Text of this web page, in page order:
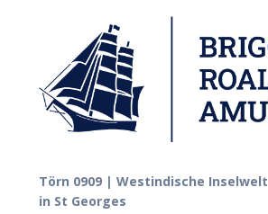
Törn 0909 | Westindische Inselwelt
in St Georges